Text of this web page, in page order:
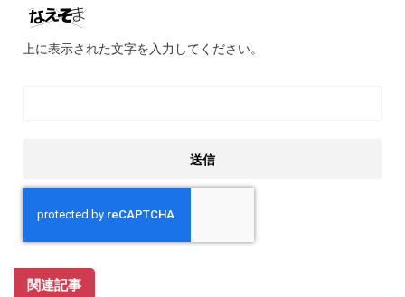
上に表示された文字を入力してください。
関連記事